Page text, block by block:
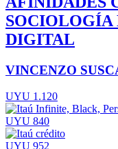
SOCIOLOGÍA
DIGITAL
VINCENZO
UYU 1.120
UYU 840
UYU 952